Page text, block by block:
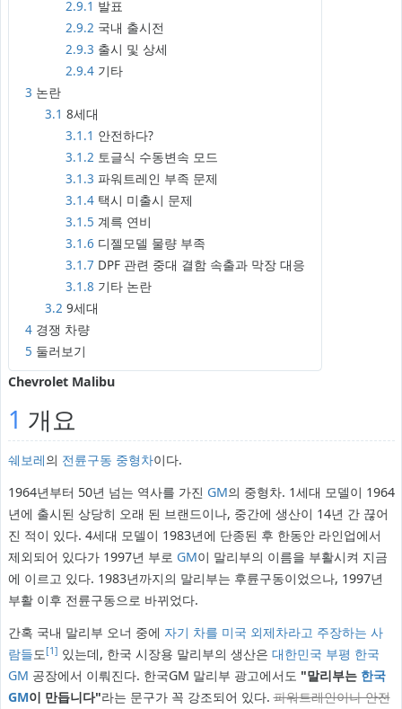
2.9.1 발표
2.9.2 국내 출시전
2.9.3 출시 및 상세
2.9.4 기타
3 논란
3.1 8세대
3.1.1 안전하다?
3.1.2 토글식 수동변속 모드
3.1.3 파워트레인 부족 문제
3.1.4 택시 미출시 문제
3.1.5 계륵 연비
3.1.6 디젤모델 물량 부족
3.1.7 DPF 관련 중대 결함 속출과 막장 대응
3.1.8 기타 논란
3.2 9세대
4 경쟁 차량
5 둘러보기
Chevrolet Malibu
1 개요
쉐보레의 전륜구동 중형차이다.
1964년부터 50년 넘는 역사를 가진 GM의 중형차. 1세대 모델이 1964
년에 출시된 상당히 오래 된 브랜드이나, 중간에 생산이 14년 간 끊어
진 적이 있다. 4세대 모델이 1983년에 단종된 후 한동안 라인업에서
제외되어 있다가 1997년 부로 GM이 말리부의 이름을 부활시켜 지금
에 이르고 있다. 1983년까지의 말리부는 후륜구동이었으나, 1997년
부활 이후 전륜구동으로 바뀌었다.
간혹 국내 말리부 오너 중에 자기 차를 미국 외제차라고 주장하는 사
람들도[1] 있는데, 한국 시장용 말리부의 생산은 대한민국 부평 한국
GM 공장에서 이뤄진다. 한국GM 말리부 광고에서도 "말리부는 한국
GM이 만듭니다"라는 문구가 꼭 강조되어 있다.파워트레인이나 안전